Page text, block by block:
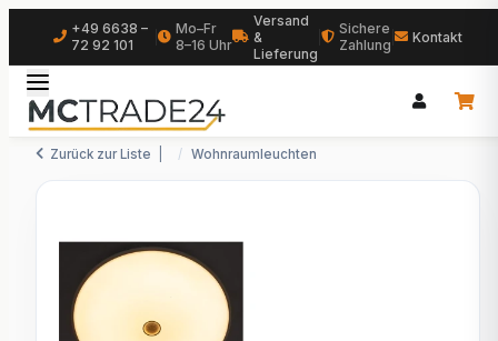
+49 6638 –
72 92 101
Mo–Fr
8–16 Uhr
Versand
&
Lieferung
Sichere
Zahlung
Kontakt
Zurück zur Liste Wohnraumleuchten